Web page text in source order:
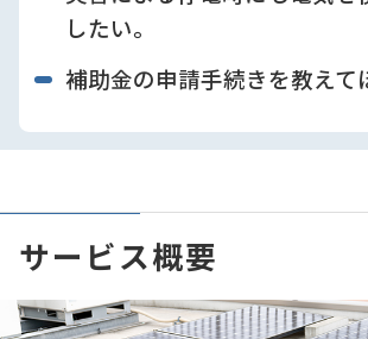
したい。
補助金の申請手続きを教えて
サービス概要